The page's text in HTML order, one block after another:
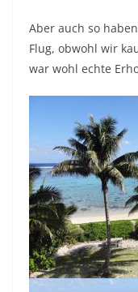
Aber auch so
Flug, obwohl wir
war wohl echte